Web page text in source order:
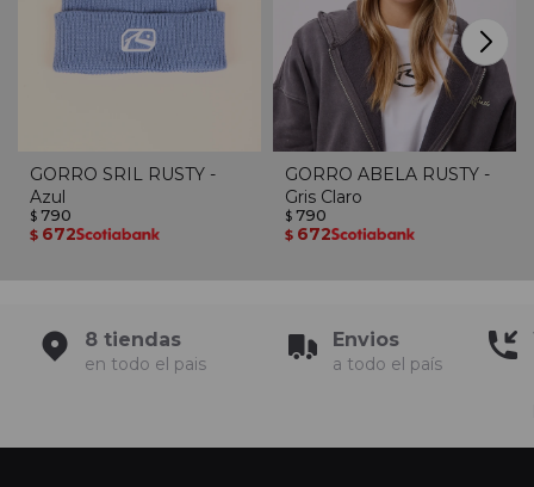
GORRO SRIL RUSTY -
Azul
$ 790
$ 672
GORRO ABELA RUSTY -
Gris Claro
$ 790
$ 672
8 tiendas
en todo el pais
Envios
a todo el país